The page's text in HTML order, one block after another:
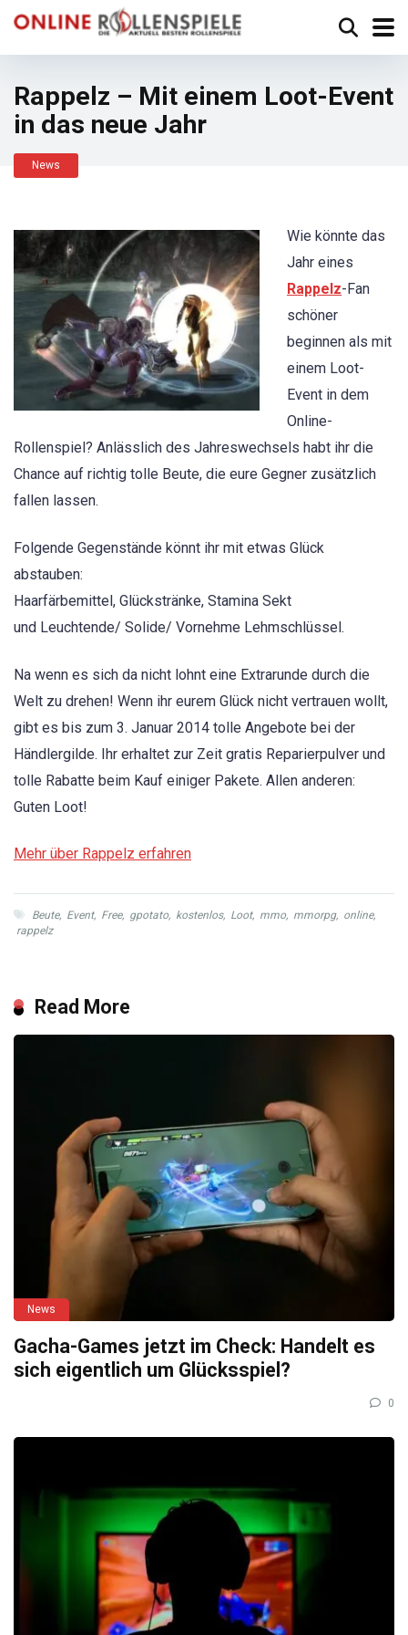
Rappelz – Mit einem Loot-Event
in das neue Jahr
News
Wie könnte das
Jahr eines
Rappelz-Fan
schöner
beginnen als mit
einem Loot-
Event in dem
Online-
Rollenspiel? Anlässlich des Jahreswechsels habt ihr die
Chance auf richtig tolle Beute, die eure Gegner zusätzlich
fallen lassen.
Folgende Gegenstände könnt ihr mit etwas Glück
abstauben:
Haarfärbemittel, Glückstränke, Stamina Sekt
und Leuchtende/ Solide/ Vornehme Lehmschlüssel.
Na wenn es sich da nicht lohnt eine Extrarunde durch die
Welt zu drehen! Wenn ihr eurem Glück nicht vertrauen wollt,
gibt es bis zum 3. Januar 2014 tolle Angebote bei der
Händlergilde. Ihr erhaltet zur Zeit gratis Reparierpulver und
tolle Rabatte beim Kauf einiger Pakete. Allen anderen:
Guten Loot!
Mehr über Rappelz erfahren
Beute, Event, Free, gpotato, kostenlos, Loot, mmo, mmorpg, online,
rappelz
Read More
News
Gacha-Games jetzt im Check: Handelt es
sich eigentlich um Glücksspiel?
0